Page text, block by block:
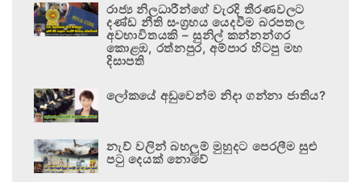
රාජ්‍ය නිලධාරීන්ගේ වැරදි තීරණවලට
දණ්ඩ නීති සංග්‍රහය යෙදවීම බරපතල
අවභාවිතයකි – සුනිල් කන්නන්ගර
කොළඹ, රත්නපුර, අම්පාර හිටපු මහ
දිසාපති
ලෝකයේ අඩුවෙන්ම නිදා ගන්නා ජාතිය?
නැව් වලින් බහලුම් මුහුදට පෙරලීම සුළු
පටු දෙයක් නොවේ